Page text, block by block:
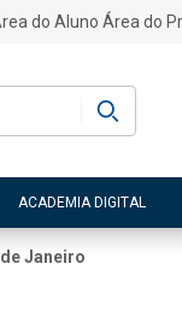
do Aluno Área do
ACADEMIA DIGITAL
Janeiro